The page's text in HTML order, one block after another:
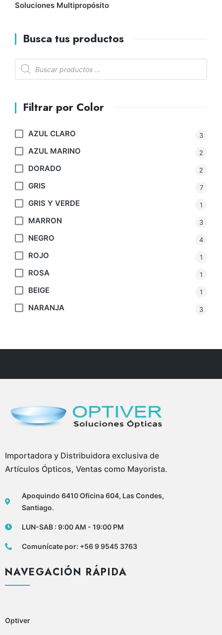
Soluciones Multipropósito
Busca tus productos
Filtrar por Color
AZUL CLARO 3
AZUL MARINO 2
DORADO 2
GRIS 7
GRIS Y VERDE 1
MARRON 3
NEGRO 4
ROJO 1
ROSA 1
BEIGE 1
NARANJA 3
Importadora y Distribuidora exclusiva de
Artículos Ópticos, Ventas como Mayorista.
Apoquindo 6410 Oficina 604, Las Condes,
Santiago.
LUN-SAB : 9:00 AM - 19:00 PM
Comunícate por: +56 9 9545 3763
NAVEGACIÓN RÁPIDA
Optiver